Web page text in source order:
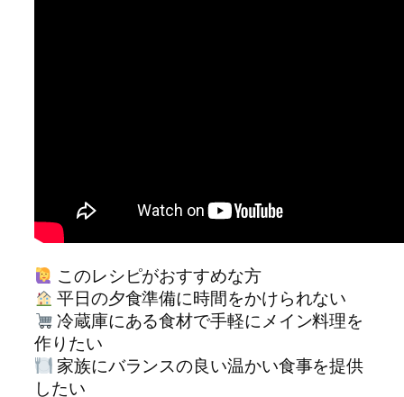
このレシピがおすすめな方
平日の夕食準備に時間をかけられない
冷蔵庫にある食材で手軽にメイン料理を
作りたい
家族にバランスの良い温かい食事を提供
したい